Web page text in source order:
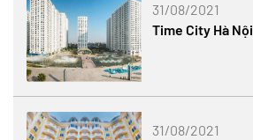
31/08/2021
Time City Hà Nội
31/08/2021